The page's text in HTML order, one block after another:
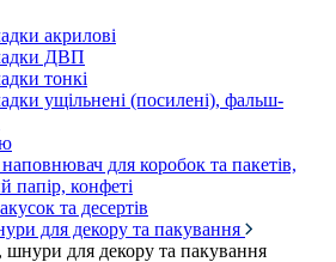
акрилові
ДВП
тонкі
ущільнені (посилені), фальш-
для коробок та пакетів,
папір, конфеті
та десертів
для декору та пакування
шнури для декору та пакування